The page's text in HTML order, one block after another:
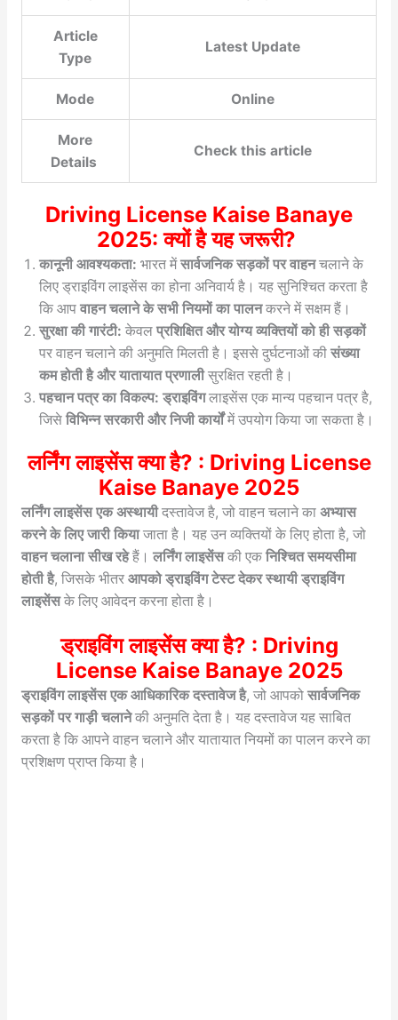
Article
Type
Latest Update
Mode Online
More
Details
Check this article
Driving License Kaise Banaye
2025: क्यों है यह जरूरी?
कानूनी आवश्यकता: भारत मेंसार्वजनिक सड़कों पर वाहनचलाने के
लिए ड्राइविंग लाइसेंस का होना अनिवार्य है। यह सुनिश्चित करता है
कि आप वाहन चलाने के सभी नियमों का पालनकरने में सक्षम हैं।
सुरक्षा की गारंटी: केवल प्रशिक्षित और योग्य व्यक्तियों को ही सड़कों
पर वाहन चलाने की अनुमति मिलती है। इससे दुर्घटनाओं कीसंख्या
कम होती है और यातायात प्रणालीसुरक्षित रहती है।
पहचान पत्र का विकल्प: ड्राइविंगलाइसेंस एक मान्य पहचान पत्र है,
जिसे विभिन्न सरकारी और निजी कार्योंमें उपयोग किया जा सकता है।
लर्निंग लाइसेंस क्या है? : Driving License
Kaise Banaye 2025
लर्निंग लाइसेंस एक अस्थायीदस्तावेज है, जो वाहन चलाने का अभ्यास
करने के लिए जारी कियाजाता है। यह उन व्यक्तियों के लिए होता है, जो
वाहन चलाना सीख रहेहैं। लर्निंग लाइसेंसकी एक निश्चित समयसीमा
होती है, जिसके भीतर आपको ड्राइविंग टेस्ट देकर स्थायी ड्राइविंग
लाइसेंसके लिए आवेदन करना होता है।
ड्राइविंग लाइसेंस क्या है? : Driving
License Kaise Banaye 2025
ड्राइविंग लाइसेंस एक आधिकारिक दस्तावेज है, जो आपको सार्वजनिक
सड़कों पर गाड़ी चलानेकी अनुमति देता है। यह दस्तावेज यह साबित
करता है कि आपने वाहन चलाने और यातायात नियमों का पालन करने का
प्रशिक्षण प्राप्त किया है।